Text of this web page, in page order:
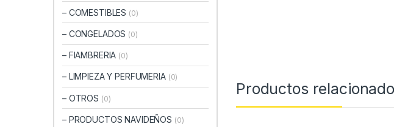
Productos
– COMESTIBLES (0)
– CONGELADOS (0)
– FIAMBRERIA (0)
– LIMPIEZA Y PERFUMERIA (0)
– OTROS (0)
– PRODUCTOS NAVIDEÑOS (0)